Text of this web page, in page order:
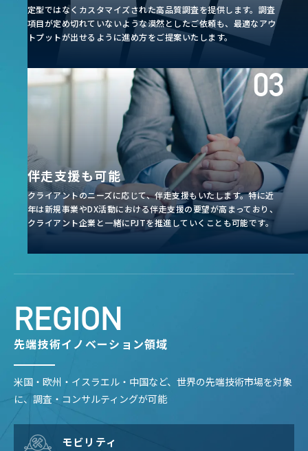
定型ではなくカスタマイズされた高品質調査を提供します。調査
項目が定め切れていないような漠然としたご依頼も、最適なアウ
トプットが出せるように進め方をご提案いたします。
伴走支援も可能
クライアントのニーズに応じて、伴走支援もいたします。特に近
年は新規事業やDX活動における伴走支援の要望が高まっており、
クライアント企業と一緒にPJTを推進していくことも可能です。
REGION
先端技術イノベーション領域
米国・欧州・イスラエル・中国など、世界の先端技術市場を対象
に、調査・コンサルティングが可能
モビリティ